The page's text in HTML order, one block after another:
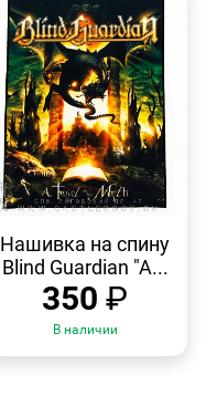
ПРОСМОТР
Нашивка на спину
Blind Guardian "A...
350 ₽
В наличии